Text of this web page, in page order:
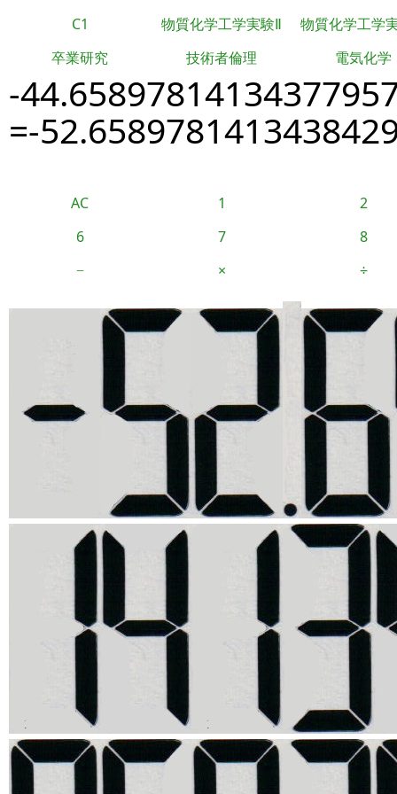
C1 物質化学工学実験Ⅱ
物質化学工学
卒業研究
技術者倫理 電気化学
-
=-
AC 1
2
6
7
8
−
× ÷